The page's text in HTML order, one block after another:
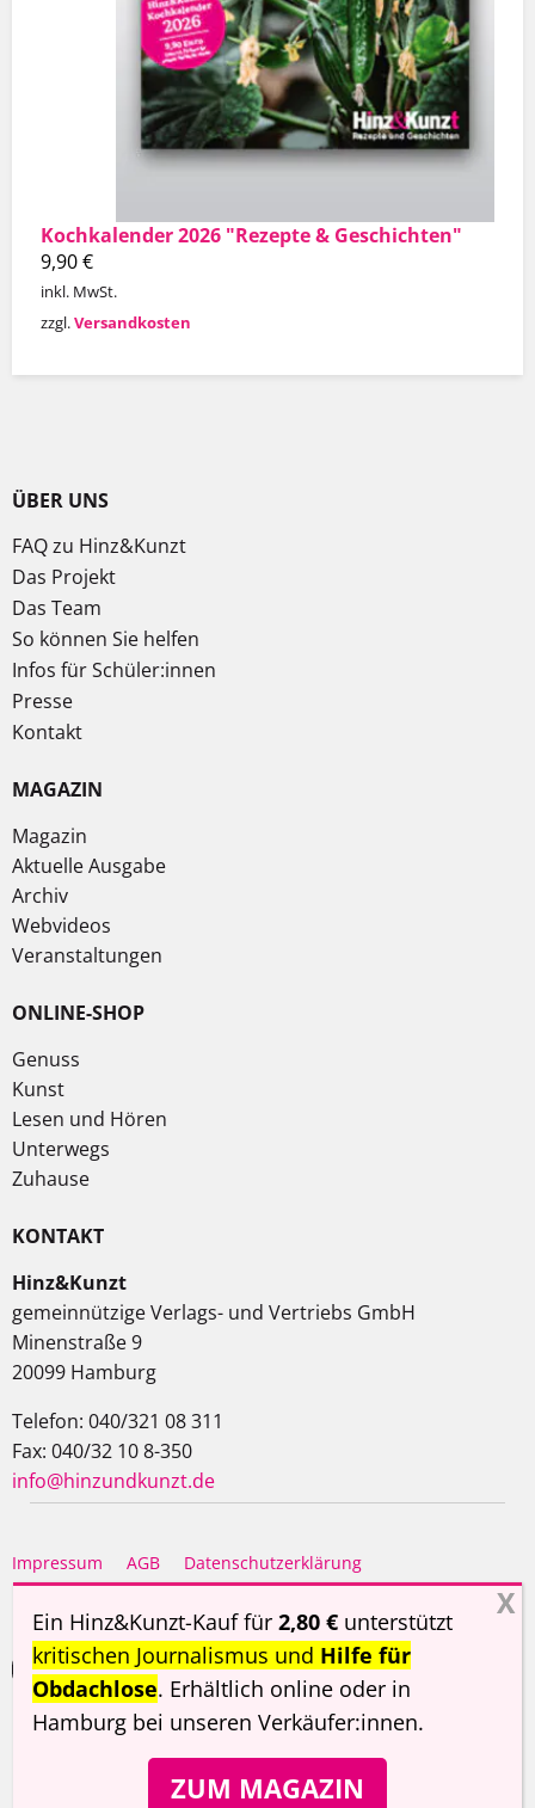
Kochkalender 2026 "Rezepte & Geschichten"
9,90€
inkl. MwSt.
zzgl.Versandkosten
ÜBER UNS
FAQ zu Hinz&Kunzt
Das Projekt
Das Team
So können Sie helfen
Infos für Schüler:innen
Presse
Kontakt
MAGAZIN
Magazin
Aktuelle Ausgabe
Archiv
Webvideos
Veranstaltungen
ONLINE-SHOP
Genuss
Kunst
Lesen und Hören
Unterwegs
Zuhause
KONTAKT
Hinz&Kunzt
gemeinnützige Verlags- und Vertriebs GmbH
Minenstraße 9
20099 Hamburg
Telefon: 040/321 08 311
Fax: 040/32 10 8-350
info@hinzundkunzt.de
Impressum AGB
Datenschutzerklärung
Haftungsausschluss
Ein Hinz&Kunzt-Kauf für2,80 € unterstützt
kritischen Journalismus und Hilfe für
Obdachlose. Erhältlich online oder in
Hamburg bei unseren Verkäufer:innen.
ZUM MAGAZIN